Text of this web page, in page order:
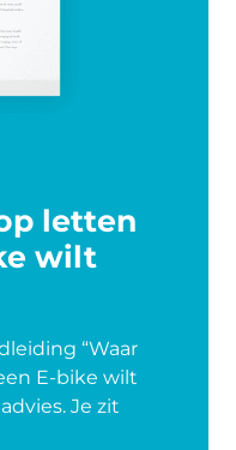
letten
wilt
“Waar
E-bike wilt
Je zit